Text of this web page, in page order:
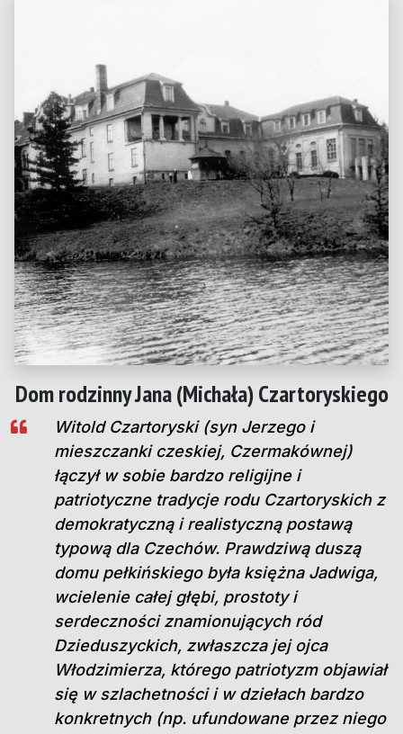
Dom rodzinny Jana (Michała) Czartoryskiego
Witold Czartoryski (syn Jerzego i
mieszczanki czeskiej, Czermakównej)
łączył w sobie bardzo religijne i
patriotyczne tradycje rodu Czartoryskich z
demokratyczną i realistyczną postawą
typową dla Czechów. Prawdziwą duszą
domu pełkińskiego była księżna Jadwiga,
wcielenie całej głębi, prostoty i
serdeczności znamionujących ród
Dzieduszyckich, zwłaszcza jej ojca
Włodzimierza, którego patriotyzm objawiał
się w szlachetności i w dziełach bardzo
konkretnych (np. ufundowane przez niego